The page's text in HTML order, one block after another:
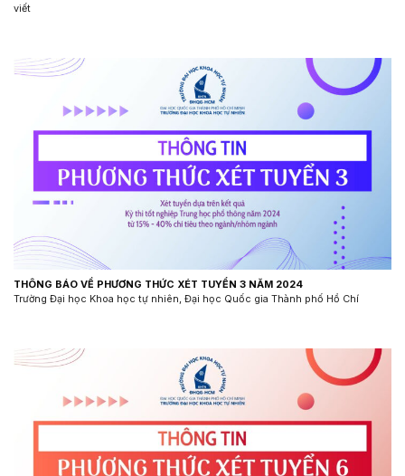
viết
THÔNG BÁO VỀ PHƯƠNG THỨC XÉT TUYỂN 3 NĂM 2024
Trường Đại học Khoa học tự nhiên, Đại học Quốc gia Thành phố Hồ Chí